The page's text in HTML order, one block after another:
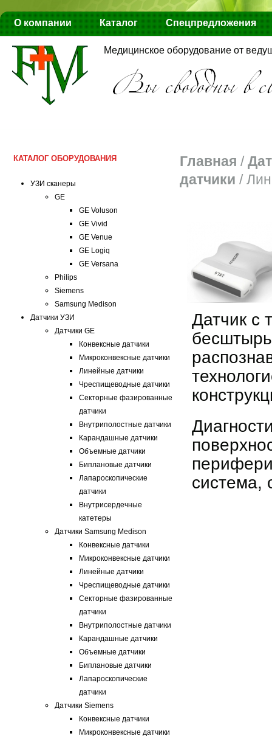
О компании Каталог Спецпредложения
Медицинское оборудование от
КАТАЛОГ ОБОРУДОВАНИЯ
УЗИ сканеры
GE
GE Voluson
GE Vivid
GE Venue
GE Logiq
GE Versana
Philips
Siemens
Samsung Medison
Датчики УЗИ
Датчики GE
Конвексные датчики
Микроконвексные датчики
Линейные датчики
Чреспищеводные датчики
Секторные фазированные
датчики
Внутриполостные датчики
Карандашные датчики
Объемные датчики
Биплановые датчики
Лапароскопические
датчики
Внутрисердечные
катетеры
Датчики Samsung Medison
Конвексные датчики
Микроконвексные датчики
Линейные датчики
Чреспищеводные датчики
Секторные фазированные
датчики
Внутриполостные датчики
Карандашные датчики
Объемные датчики
Биплановые датчики
Лапароскопические
датчики
Датчики Siemens
Конвексные датчики
Микроконвексные датчики
Главная /
датчики /
Датчик с
система,